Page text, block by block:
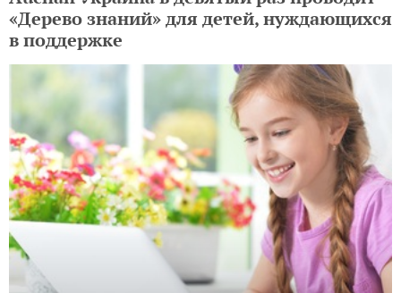
«Дерево знаний» для детей, нуждающихся
в поддержке